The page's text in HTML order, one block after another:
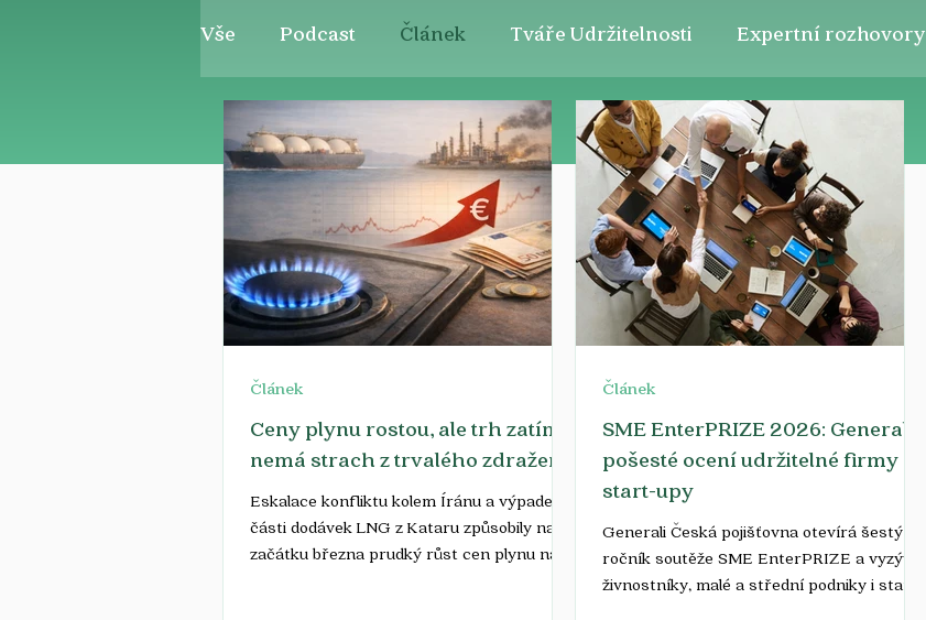
Vše Podcast Článek Tváře Udržitelnosti Expertní rozhovory
Ceny plynu rostou, ale trh zatím
nemá strach z trvalého zdražení
Eskalace konfliktu kolem Íránu a výpadek
části dodávek LNG z Kataru způsobily na
začátku března prudký růst cen plynu na
Článek
SME EnterPRIZE 2026: Generali
pošesté ocení udržitelné firmy a
start-upy
Generali Česká pojišťovna otevírá šestý
ročník soutěže SME EnterPRIZE a vyzývá
živnostníky, malé a střední podniky i start-
Článek